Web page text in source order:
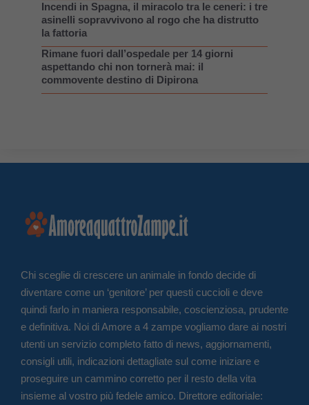
Incendi in Spagna, il miracolo tra le ceneri: i tre
asinelli sopravvivono al rogo che ha distrutto
la fattoria
Rimane fuori dall’ospedale per 14 giorni
aspettando chi non tornerà mai: il
commovente destino di Dipirona
Chi sceglie di crescere un animale in fondo decide di
diventare come un ‘genitore’ per questi cuccioli e deve
quindi farlo in maniera responsabile, coscienziosa, prudente
e definitiva. Noi di Amore a 4 zampe vogliamo dare ai nostri
utenti un servizio completo fatto di news, aggiornamenti,
consigli utili, indicazioni dettagliate sul come iniziare e
proseguire un cammino corretto per il resto della vita
insieme al vostro più fedele amico. Direttore editoriale: